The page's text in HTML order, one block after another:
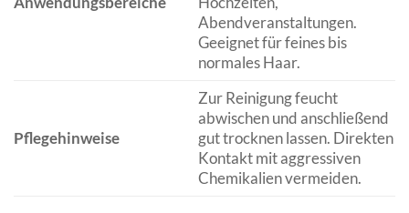
Abendveranstaltungen.
Geeignet für feines bis
normales Haar.
Pflegehinweise
Zur Reinigung feucht
abwischen und anschließend
gut trocknen lassen. Direkten
Kontakt mit aggressiven
Chemikalien vermeiden.